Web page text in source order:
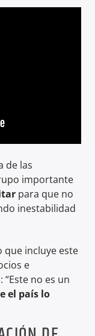
de las
importante
para que no
inestabilidad
que incluye este
e
no es un
el país lo